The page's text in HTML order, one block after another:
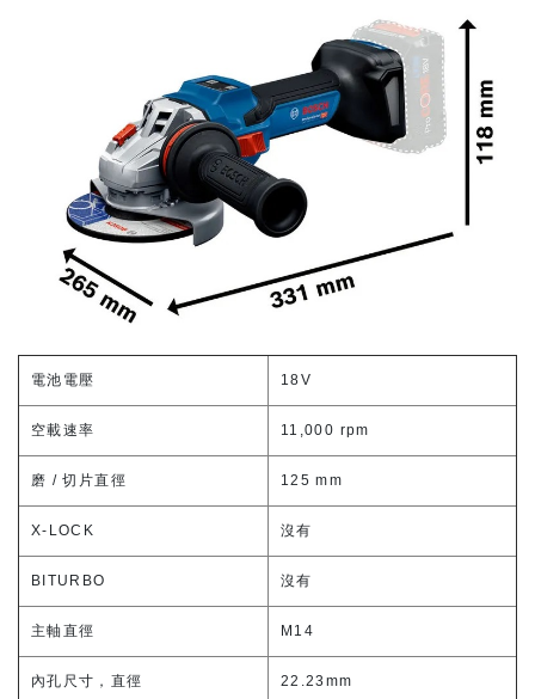
電池電壓 18V
空載速率 11,000 rpm
磨 / 切片直徑 125 mm
X-LOCK 沒有
BITURBO 沒有
主軸直徑 M14
內孔尺寸，直徑 22.23mm